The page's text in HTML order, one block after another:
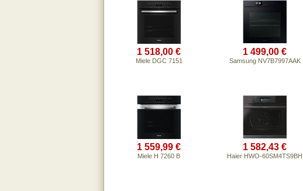
1 518,00 €
Miele DGC 7151
1 499,00 €
Samsung NV7B7997AAK
1 559,99 €
Miele H 7260 B
1 582,43 €
Haier HWO-60SM4TS9BH